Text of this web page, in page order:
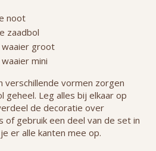
noot
zaadbol
waaier groot
mini
verschillende vormen zorgen
geheel. Leg alles bij elkaar op
de decoratie over
of gebruik een deel van de set in
er alle kanten mee op.